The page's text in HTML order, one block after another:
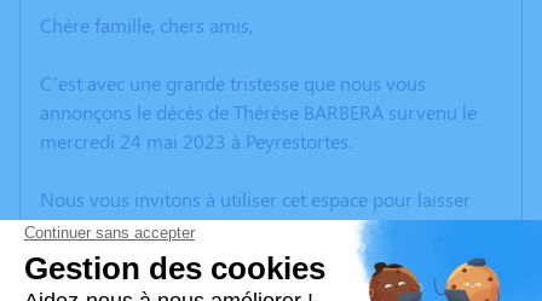
Chère famille, chers amis,
C’est avec une grande tristesse que nous vous
annonçons le décès de Thérèse BARBERA survenu le
mercredi 24 mai 2023 à Peyrestortes.
Nous vous invitons à utiliser cet espace pour laisser
vos condoléances, partager des photos souvenirs, une
anecdote ou exprimer vos pensées à travers des
poèmes ou des textes. Cet endroit est un lieu